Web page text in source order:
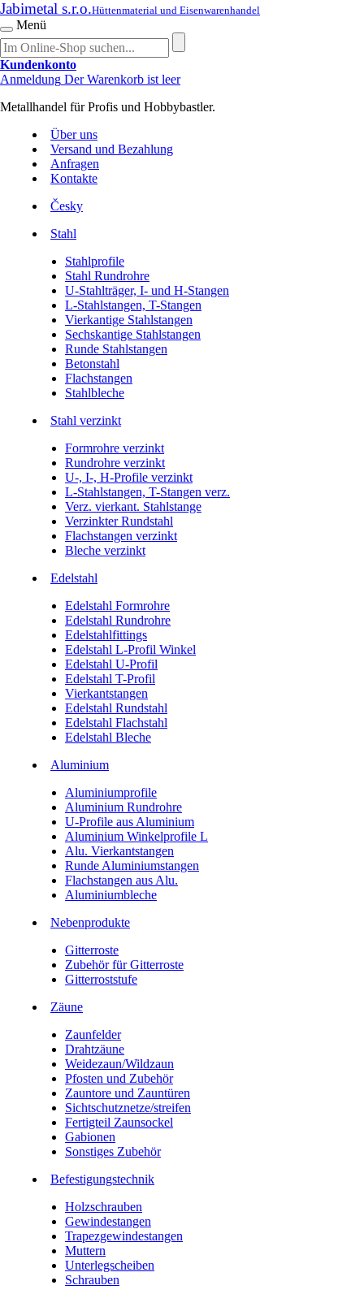
Jabimetal s.r.o.Hüttenmaterial und Eisenwarenhandel
Menü
Kundenkonto
Anmeldung Der Warenkorb ist leer
Metallhandel für Profis und Hobbybastler.
Über uns
Versand und Bezahlung
Anfragen
Kontakte
Česky
Stahl
Stahlprofile
Stahl Rundrohre
U-Stahlträger, I- und H-Stangen
L-Stahlstangen, T-Stangen
Vierkantige Stahlstangen
Sechskantige Stahlstangen
Runde Stahlstangen
Betonstahl
Flachstangen
Stahlbleche
Stahl verzinkt
Formrohre verzinkt
Rundrohre verzinkt
U-, I-, H-Profile verzinkt
L-Stahlstangen, T-Stangen verz.
Verz. vierkant. Stahlstange
Verzinkter Rundstahl
Flachstangen verzinkt
Bleche verzinkt
Edelstahl
Edelstahl Formrohre
Edelstahl Rundrohre
Edelstahlfittings
Edelstahl L-Profil Winkel
Edelstahl U-Profil
Edelstahl T-Profil
Vierkantstangen
Edelstahl Rundstahl
Edelstahl Flachstahl
Edelstahl Bleche
Aluminium
Aluminiumprofile
Aluminium Rundrohre
U-Profile aus Aluminium
Aluminium Winkelprofile L
Alu. Vierkantstangen
Runde Aluminiumstangen
Flachstangen aus Alu.
Aluminiumbleche
Nebenprodukte
Gitterroste
Zubehör für Gitterroste
Gitterroststufe
Zäune
Zaunfelder
Drahtzäune
Weidezaun/Wildzaun
Pfosten und Zubehör
Zauntore und Zauntüren
Sichtschutznetze/streifen
Fertigteil Zaunsockel
Gabionen
Sonstiges Zubehör
Befesti­gungstechnik
Holzschrauben
Gewindestangen
Trapezgewindestangen
Muttern
Unterlegscheiben
Schrauben